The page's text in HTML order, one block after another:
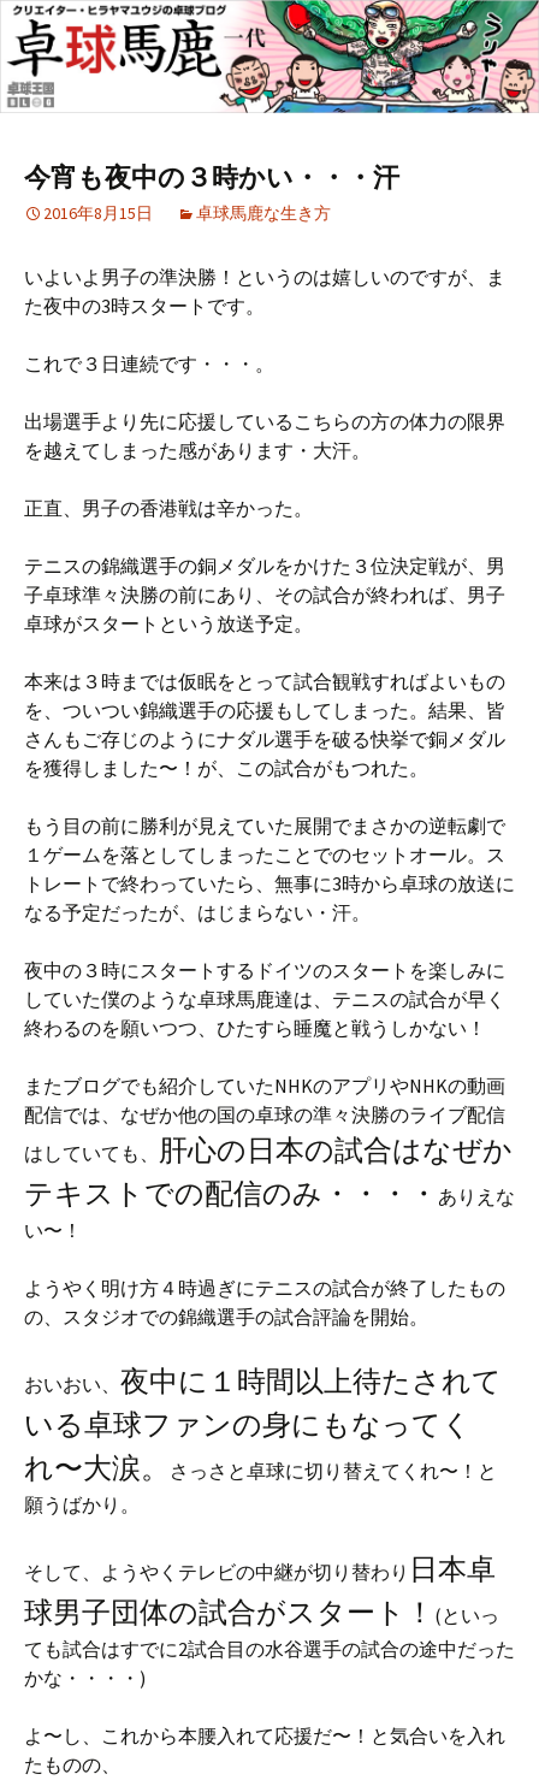
今宵も夜中の３時かい・・・汗
2016年8月15日 卓球馬鹿な生き方
いよいよ男子の準決勝！というのは嬉しいのですが、ま
た夜中の3時スタートです。
これで３日連続です・・・。
出場選手より先に応援しているこちらの方の体力の限界
を越えてしまった感があります・大汗。
正直、男子の香港戦は辛かった。
テニスの錦織選手の銅メダルをかけた３位決定戦が、男
子卓球準々決勝の前にあり、その試合が終われば、男子
卓球がスタートという放送予定。
本来は３時までは仮眠をとって試合観戦すればよいもの
を、ついつい錦織選手の応援もしてしまった。結果、皆
さんもご存じのようにナダル選手を破る快挙で銅メダル
を獲得しました〜！が、この試合がもつれた。
もう目の前に勝利が見えていた展開でまさかの逆転劇で
１ゲームを落としてしまったことでのセットオール。ス
トレートで終わっていたら、無事に3時から卓球の放送に
なる予定だったが、はじまらない・汗。
夜中の３時にスタートするドイツのスタートを楽しみに
していた僕のような卓球馬鹿達は、テニスの試合が早く
終わるのを願いつつ、ひたすら睡魔と戦うしかない！
またブログでも紹介していたNHKのアプリやNHKの動画
配信では、なぜか他の国の卓球の準々決勝のライブ配信
はしていても、 肝心の日本の試合はなぜか
テキストでの配信のみ・・・・ ありえな
い〜！
ようやく明け方４時過ぎにテニスの試合が終了したもの
の、スタジオでの錦織選手の試合評論を開始。
おいおい、 夜中に１時間以上待たされて
いる卓球ファンの身にもなってく
れ〜大涙。
さっさと卓球に切り替えてくれ〜！と
願うばかり。
そして、ようやくテレビの中継が切り替わり 日本卓
球男子団体の試合がスタート！ (といっ
ても試合はすでに2試合目の水谷選手の試合の途中だった
かな・・・・)
よ〜し、これから本腰入れて応援だ〜！と気合いを入れ
たものの、